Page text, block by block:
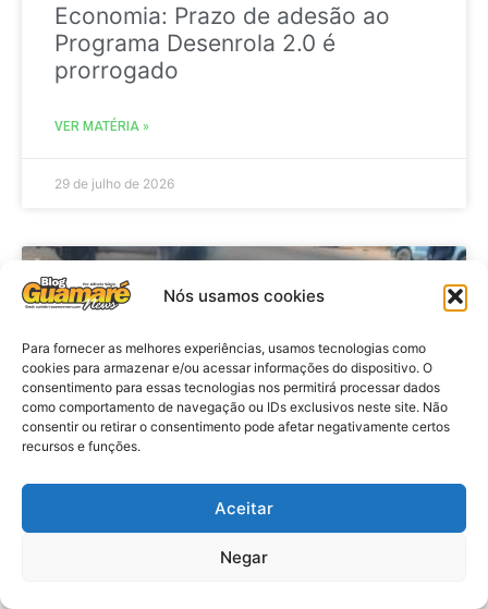
Nós usamos cookies
Para fornecer as melhores experiências, usamos tecnologias como
cookies para armazenar e/ou acessar informações do dispositivo. O
consentimento para essas tecnologias nos permitirá processar dados
como comportamento de navegação ou IDs exclusivos neste site. Não
consentir ou retirar o consentimento pode afetar negativamente certos
recursos e funções.
Aceitar
Negar
Economia: Prazo de adesão ao
Programa Desenrola 2.0 é
prorrogado
VER MATÉRIA »
29 de julho de 2026
Acidente: A caminho do trabalho
professora se envolve em